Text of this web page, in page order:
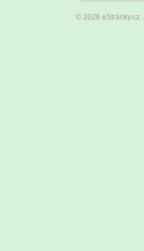
© 2026 eStránky.cz